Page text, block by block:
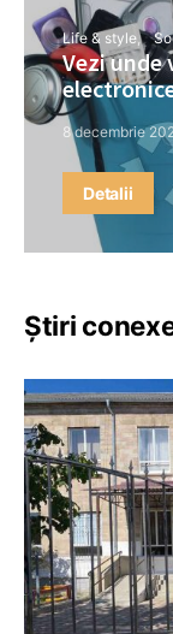
Life & style
Vezi unde
8 decembrie
Detalii
Știri